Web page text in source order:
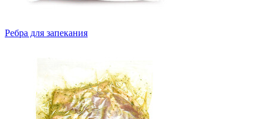
Ребра для запекания